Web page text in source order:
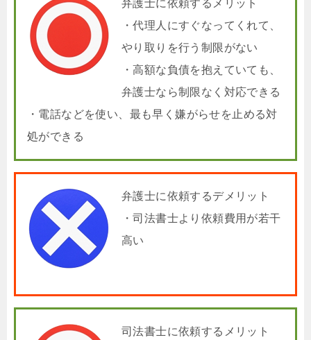
弁護士に依頼するメリット
・代理人にすぐなってくれて、
やり取りを行う制限がない
・高額な負債を抱えていても、
弁護士なら制限なく対応できる
・電話などを使い、最も早く嫌がらせを止める対
処ができる
弁護士に依頼するデメリット
・司法書士より依頼費用が若干
高い
司法書士に依頼するメリット